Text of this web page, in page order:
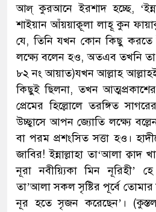
আল্ কুরআনে ইরশাদ হচ্ছে,
শাইয়ান আঁয়য়াক্বূলা লাহূ কুন
যে, তিনি যখন কোন কিছু করতে
লক্ষ্যে বলেন হও, অতএব তখনি তা
৮২ নং আয়াত)যখন আল্লাহ
কিছুই ছিলনা, তখন
প্রেমের হিল্লোলে তরঙ্গিত
উচ্ছ্বাসে আপন জ্যোতি লক্ষ্যে
বা পরম প্রশংসিত সত্তা হও।
জাবির! ইন্নাল্লাহা তা‘আলা ক্বাদ
নূরা নবীয়্যিকা মিন নূরিহী’
তা’আলা সকল সৃষ্টির পূর্বে
নূর হতে সৃজন করেছেন’।